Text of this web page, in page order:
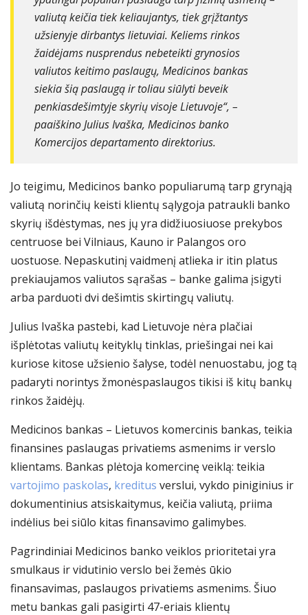
valiutą keičia tiek keliaujantys, tiek grįžtantys
užsienyje dirbantys lietuviai. Keliems rinkos
žaidėjams nusprendus nebeteikti grynosios
valiutos keitimo paslaugų, Medicinos bankas
siekia šią paslaugą ir toliau siūlyti beveik
penkiasdešimtyje skyrių visoje Lietuvoje“, –
paaiškino Julius Ivaška, Medicinos banko
Komercijos departamento direktorius.
Jo teigimu, Medicinos banko populiarumą tarp grynąją
valiutą norinčių keisti klientų sąlygoja patraukli banko
skyrių išdėstymas, nes jų yra didžiuosiuose prekybos
centruose bei Vilniaus, Kauno ir Palangos oro
uostuose. Nepaskutinį vaidmenį atlieka ir itin platus
prekiaujamos valiutos sąrašas – banke galima įsigyti
arba parduoti dvi dešimtis skirtingų valiutų.
Julius Ivaška pastebi, kad Lietuvoje nėra plačiai
išplėtotas valiutų keityklų tinklas, priešingai nei kai
kuriose kitose užsienio šalyse, todėl nenuostabu, jogtą
padaryti norintys žmonėspaslaugos tikisi iš kitų bankų
rinkos žaidėjų.
Medicinos bankas – Lietuvos komercinis bankas, teikia
finansines paslaugas privatiems asmenims ir verslo
klientams. Bankas plėtoja komercinę veiklą: teikia
vartojimo paskolas, kreditus verslui, vykdo piniginius ir
dokumentinius atsiskaitymus, keičia valiutą, priima
indėlius bei siūlo kitas finansavimo galimybes.
Pagrindiniai Medicinos banko veiklos prioritetai yra
smulkaus ir vidutinio verslo bei žemės ūkio
finansavimas, paslaugos privatiems asmenims. Šiuo
metu bankas gali pasigirti 47-eriais klientų